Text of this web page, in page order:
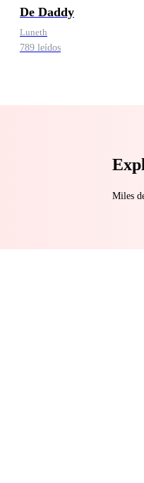
De Daddy
Luneth
789 leídos
Miles